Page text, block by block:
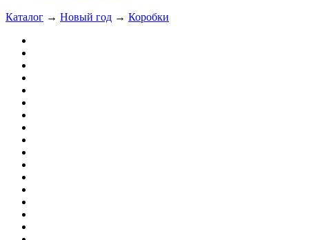
Каталог → Новый год → Коробки